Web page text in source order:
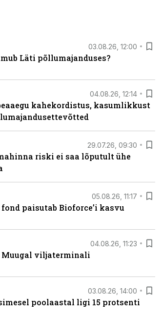
03.08.26, 12:00
Läti põllumajanduses?
04.08.26, 12:14
kahekordistus, kasumlikkust
29.07.26, 09:30
riski ei saa lõputult ühe
05.08.26, 11:17
paisutab Bioforce’i kasvu
04.08.26, 11:23
Muugal viljaterminali
03.08.26, 14:00
poolaastal ligi 15 protsenti